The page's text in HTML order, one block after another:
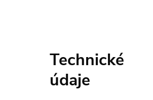
Technické
údaje